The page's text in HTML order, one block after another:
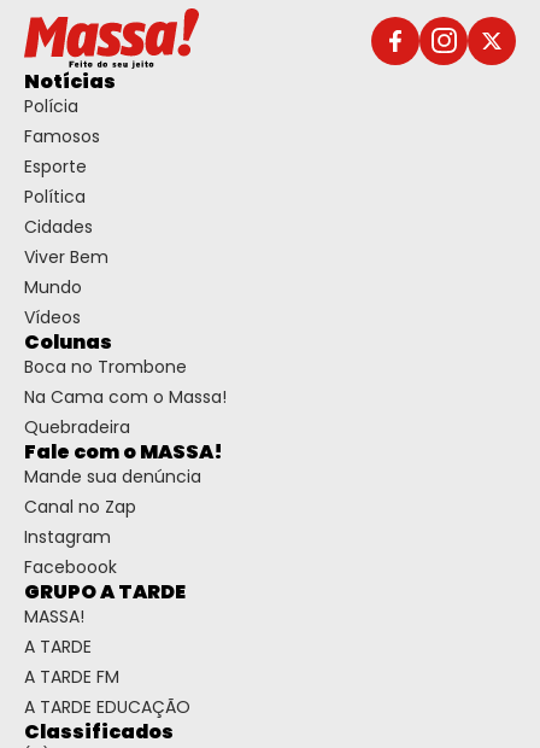
Notícias
Polícia
Famosos
Esporte
Política
Cidades
Viver Bem
Mundo
Vídeos
Colunas
Boca no Trombone
Na Cama com o Massa!
Quebradeira
Fale com o MASSA!
Mande sua denúncia
Canal no Zap
Instagram
Faceboook
GRUPO A TARDE
MASSA!
A TARDE
A TARDE FM
A TARDE EDUCAÇÃO
Classificados